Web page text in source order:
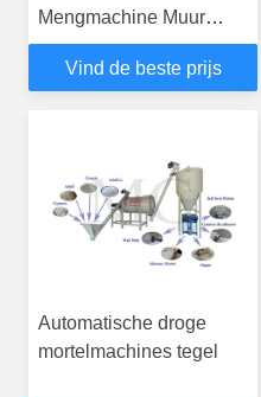
Mengmachine Muur
Stopverf Zand Cement
Mixer Keramische
Vind de beste prijs
Automatische droge
mortelmachines tegel